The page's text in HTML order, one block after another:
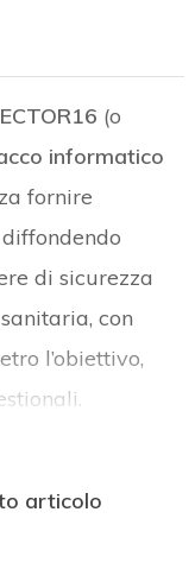
(o
informatico
fornire
di sicurezza
con
l’obiettivo,
articolo